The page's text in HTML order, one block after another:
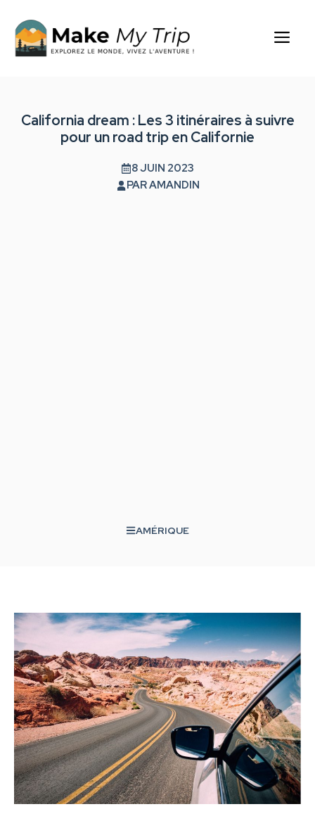
contenu
California dream : Les 3 itinéraires à suivre
pour un road trip en Californie
8 JUIN 2023
PARAMANDIN
AMÉRIQUE